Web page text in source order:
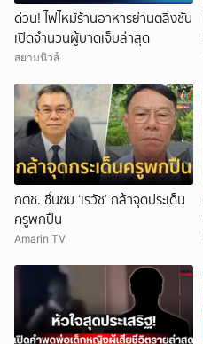
ด่วน! ไฟไหม้ร้านอาหารย่านตลิ่งชัน
เปิดจำนวนผู้บาดเจ็บล่าสุด
สยามนิวส์
กตช. ชื่นชม ‘เรวัช’ กล้าจุดประเด็น
ครูพกปืน
Amarin TV